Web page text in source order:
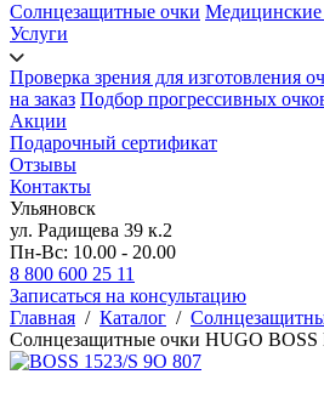
Солнцезащитные очки
Услуги
Проверка зрения для изготовления
на заказ Подбор прогрессивных
Акции
Подарочный сертификат
Отзывы
Контакты
Ульяновск
ул. Радищева 39 к.2
Пн-Вс: 10.00 - 20.00
8 800 600 25 11
Записаться на консультацию
Главная / Каталог /
Солнцезащитные очки HUGO BOSS